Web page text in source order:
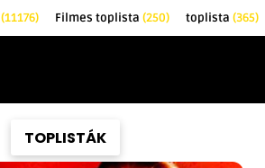
(11176) Filmes toplista (250) toplista (365)
TOPLISTÁK